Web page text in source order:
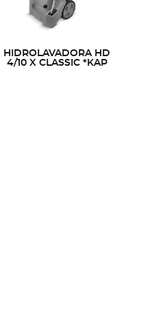
HIDROLAVADORA HD
4/10 X CLASSIC *KAP